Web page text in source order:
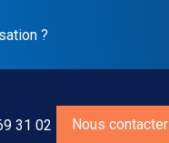
?
31 02 Nous contacter